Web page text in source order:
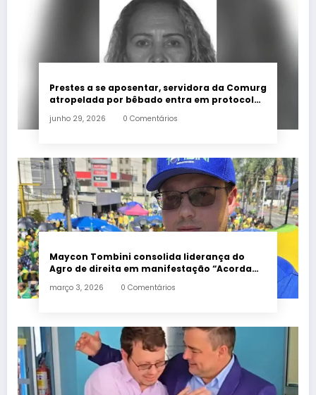
Prestes a se aposentar, servidora da Comurg
atropelada por bêbado entra em protocolo
junho 29, 2026 0 Comentários
Maycon Tombini consolida liderança do
Agro de direita em manifestação “Acorda
março 3, 2026 0 Comentários